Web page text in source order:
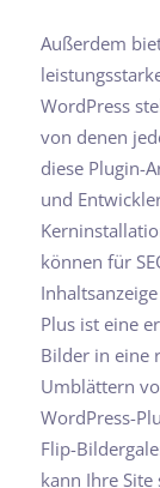
Außerdem
WordPress
von denen
diese Plugin-
und
können für
Plus ist eine
Bilder in eine
Umblättern
WordPress-
Flip-
kann Ihre